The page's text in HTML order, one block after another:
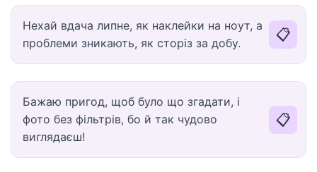
Нехай вдача липне, як наклейки на ноут, а
проблеми зникають, як сторіз за добу.
📋
Бажаю пригод, щоб було що згадати, і
фото без фільтрів, бо й так чудово
виглядаєш!
📋